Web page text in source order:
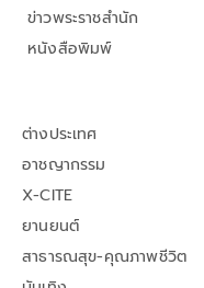
ข่าวพระราชสำนัก
หนังสือพิมพ์
ต่างประเทศ
อาชญากรรม
X-CITE
ยานยนต์
สาธารณสุข-คุณภาพชีวิต